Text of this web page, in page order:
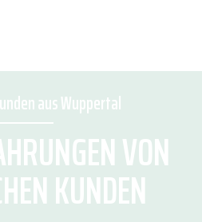
aus Wuppertal
VON
KUNDEN